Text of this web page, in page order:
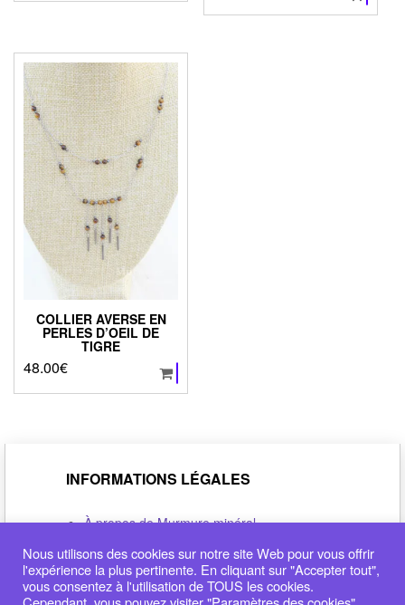
COLLIER AVERSE EN
PERLES D’OEIL DE
TIGRE
48.00€
INFORMATIONS LÉGALES
À propos de Murmure minéral
Conditions générales de vente
Déclaration de cookie
Me contacter
Nous utilisons des cookies sur notre site Web pour vous offrir
l'expérience la plus pertinente. En cliquant sur "Accepter tout",
vous consentez à l'utilisation de TOUS les cookies.